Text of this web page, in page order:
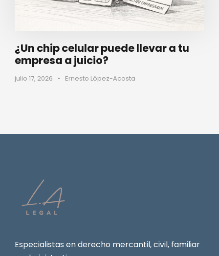
¿Un chip celular puede llevar a tu
empresa a juicio?
julio 17, 2026 • Ernesto López-Acosta
Especialistas en derecho mercantil, civil, familiar